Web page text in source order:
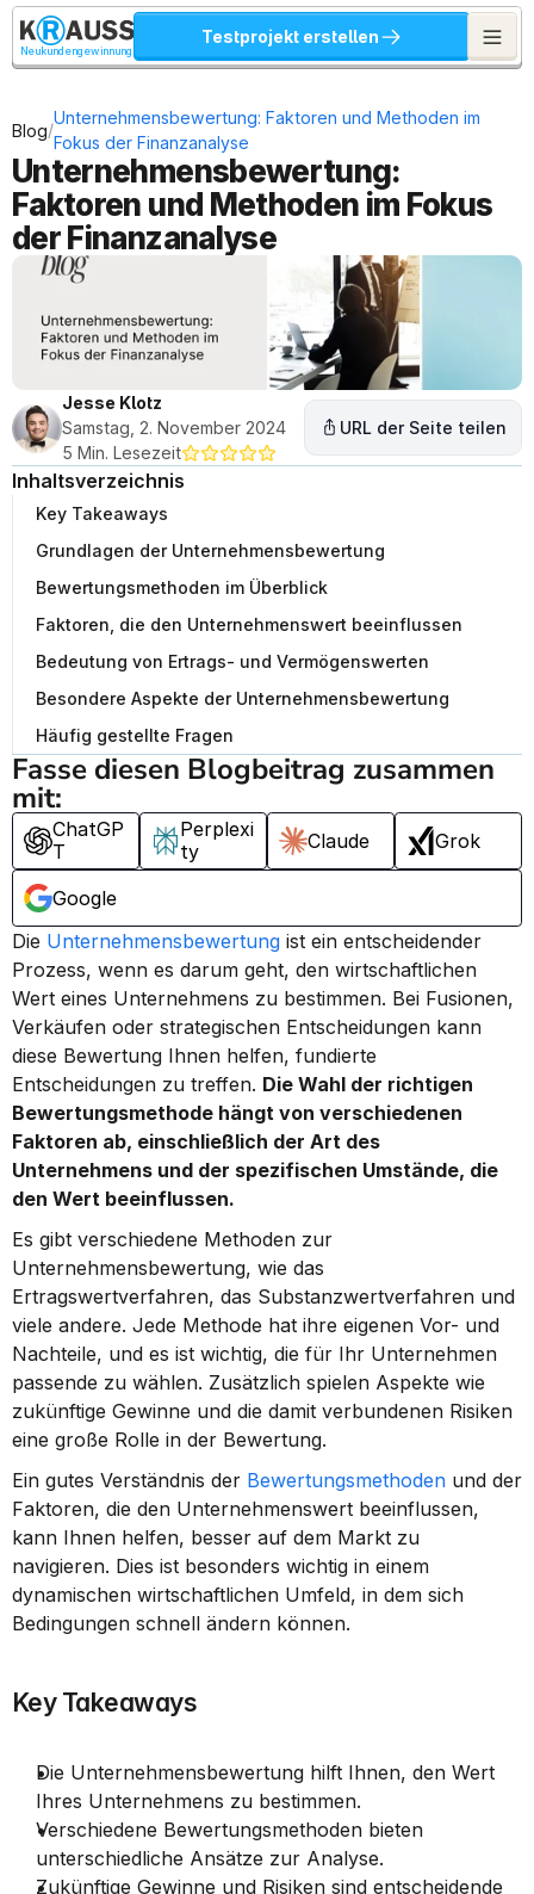
Neukundengewinnung
Testprojekt erstellen
Blog/
Unternehmensbewertung: Faktoren und Methoden im
Fokus der Finanzanalyse
Unternehmensbewertung:
Faktoren und Methoden im Fokus
der Finanzanalyse
Jesse Klotz
Samstag, 2. November 2024
5 Min. Lesezeit
URL der Seite teilen
Inhaltsverzeichnis
Key Takeaways
Grundlagen der Unternehmensbewertung
Bewertungsmethoden im Überblick
Faktoren, die den Unternehmenswert beeinflussen
Bedeutung von Ertrags- und Vermögenswerten
Besondere Aspekte der Unternehmensbewertung
Häufig gestellte Fragen
Fasse diesen Blogbeitrag zusammen
mit:
ChatGP
T
Perplexi
ty
Claude Grok
Google
Die Unternehmensbewertung ist ein entscheidender
Prozess, wenn es darum geht, den wirtschaftlichen
Wert eines Unternehmens zu bestimmen. Bei Fusionen,
Verkäufen oder strategischen Entscheidungen kann
diese Bewertung Ihnen helfen, fundierte
Entscheidungen zu treffen. Die Wahl der richtigen
Bewertungsmethode hängt von verschiedenen
Faktoren ab, einschließlich der Art des
Unternehmens und der spezifischen Umstände, die
den Wert beeinflussen.
Es gibt verschiedene Methoden zur
Unternehmensbewertung, wie das
Ertragswertverfahren, das Substanzwertverfahren und
viele andere. Jede Methode hat ihre eigenen Vor- und
Nachteile, und es ist wichtig, die für Ihr Unternehmen
passende zu wählen. Zusätzlich spielen Aspekte wie
zukünftige Gewinne und die damit verbundenen Risiken
eine große Rolle in der Bewertung.
Ein gutes Verständnis der Bewertungsmethoden und der
Faktoren, die den Unternehmenswert beeinflussen,
kann Ihnen helfen, besser auf dem Markt zu
navigieren. Dies ist besonders wichtig in einem
dynamischen wirtschaftlichen Umfeld, in dem sich
Bedingungen schnell ändern können.
Key Takeaways
Die Unternehmensbewertung hilft Ihnen, den Wert
Ihres Unternehmens zu bestimmen.
Verschiedene Bewertungsmethoden bieten
unterschiedliche Ansätze zur Analyse.
Zukünftige Gewinne und Risiken sind entscheidende